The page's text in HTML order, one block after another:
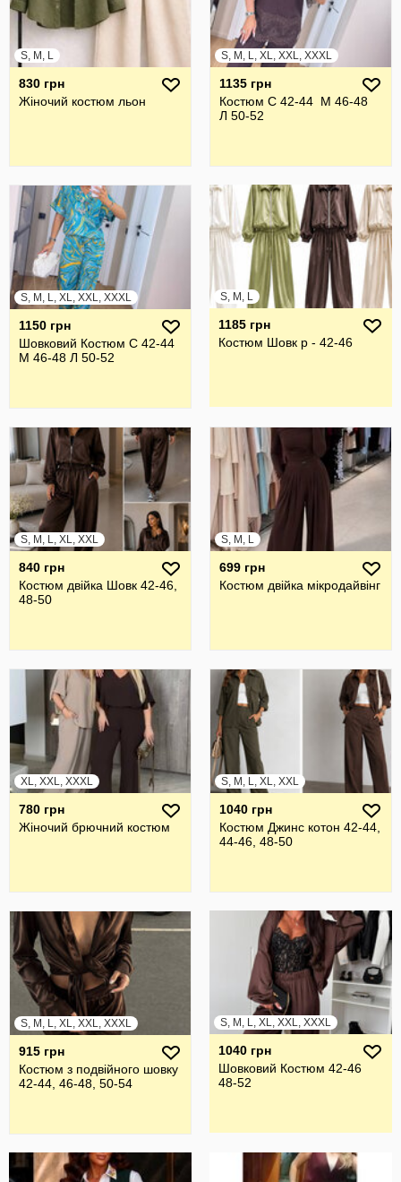
S, M, L
830 грн
Жіночий костюм льон
S, M, L, XL, XXL, XXXL
1135 грн
Костюм С 42-44 М 46-48
Л 50-52
S, M, L, XL, XXL, XXXL
1150 грн
Шовковий Костюм С 42-44
М 46-48 Л 50-52
S, M, L
1185 грн
Костюм Шовк р - 42-46
S, M, L, XL, XXL
840 грн
Костюм двійка Шовк 42-46,
48-50
S, M, L
699 грн
Костюм двійка мікродайвінг
XL, XXL, XXXL
780 грн
Жiночий брючний костюм
S, M, L, XL, XXL
1040 грн
Костюм Джинс котон 42-44,
44-46, 48-50
S, M, L, XL, XXL, XXXL
915 грн
Костюм з подвійного шовку
42-44, 46-48, 50-54
S, M, L, XL, XXL, XXXL
1040 грн
Шовковий Костюм 42-46
48-52